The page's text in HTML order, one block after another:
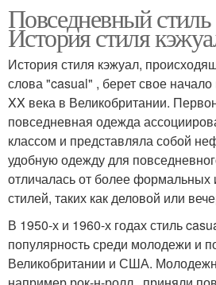
Повседневный
История стиля
История стиля кэжуал,
слова "casual" , берет свое
XX века в Великобритании.
повседневная одежда
классом и представляла собой
удобную одежду для
отличалась от более формальных
стилей, таких как деловой или
В 1950-х и 1960-х годах стиль
популярность среди молодежи и
Великобритании и США.